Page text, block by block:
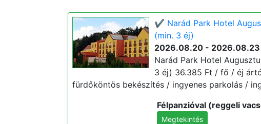
✔️ Narád Park Hotel
(min. 3 éj)
2026.08.20 - 2026.08.23
Narád Park Hotel
3 éj) 36.385 Ft / fő / éj
fürdőköntös bekészítés / ingyenes parkolás /
Félpanzióval (reggeli
Megtekintés